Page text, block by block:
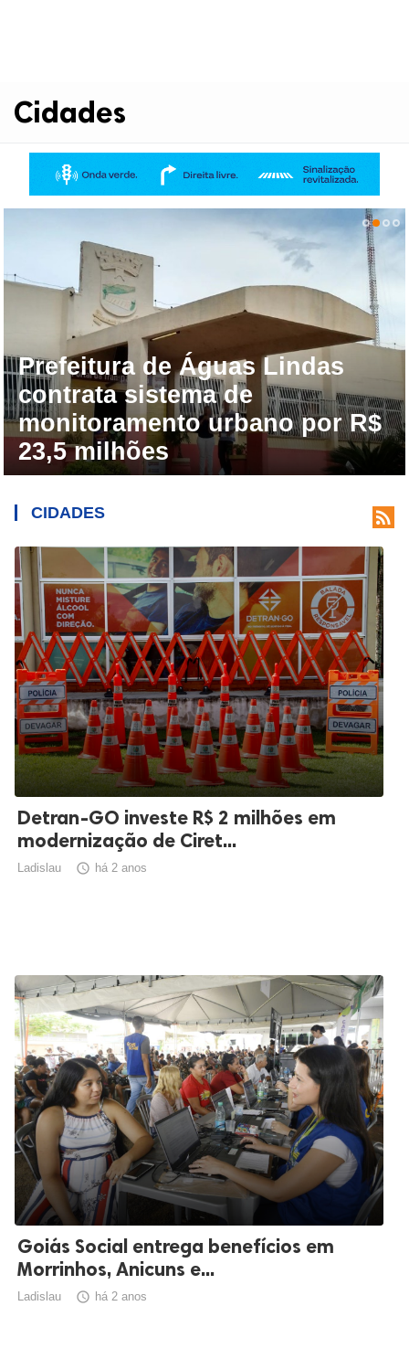
Cidades
Prefeitura de Águas Lindas
contrata sistema de
monitoramento urbano por R$
23,5 milhões
CIDADES 
Detran-GO investe R$ 2 milhões em
modernização de Ciret...
Ladislau  há 2 anos
Goiás Social entrega benefícios em
Morrinhos, Anicuns e...
Ladislau  há 2 anos